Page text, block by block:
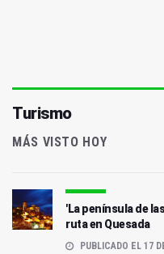
Turismo
MÁS VISTO HOY
'La península de
ruta en Quesada
PUBLICADO EL 17